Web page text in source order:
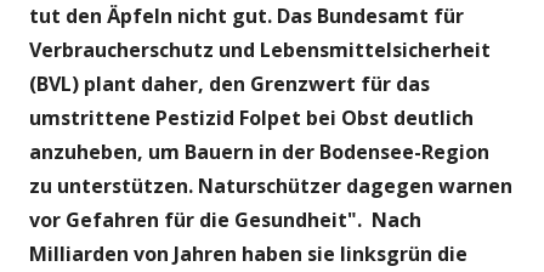
tut den Äpfeln nicht gut. Das Bundesamt für
Verbraucherschutz und Lebensmittelsicherheit
(BVL) plant daher, den Grenzwert für das
umstrittene Pestizid Folpet bei Obst deutlich
anzuheben, um Bauern in der Bodensee-Region
zu unterstützen. Naturschützer dagegen warnen
vor Gefahren für die Gesundheit". Nach
Milliarden von Jahren haben sie linksgrün die